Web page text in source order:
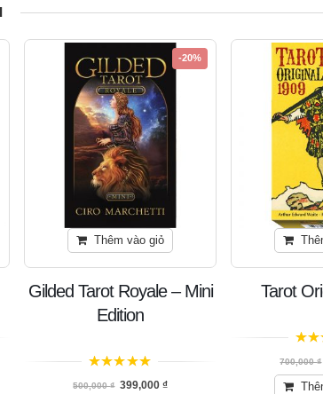
-20%
Thêm vào giỏ
Gilded Tarot Royale – Mini
Edition
trên 5
500,000₫ 399,000 ₫
Tarot
700,000₫